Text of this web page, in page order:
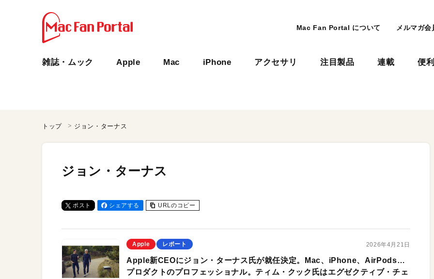
Mac Fan Portal について メルマガ会
雑誌・ムック Apple Mac iPhone アクセサリ 注目製品 連載 便
トップ ジョン・ターナス
ジョン・ターナス
ポスト シェアする URLのコピー
Apple レポート 2026年4月21日
Apple新CEOにジョン・ターナス氏が就任決定。Mac、iPhone、AirPods…
プロダクトのプロフェッショナル。ティム・クック氏はエグゼクティブ・チェ